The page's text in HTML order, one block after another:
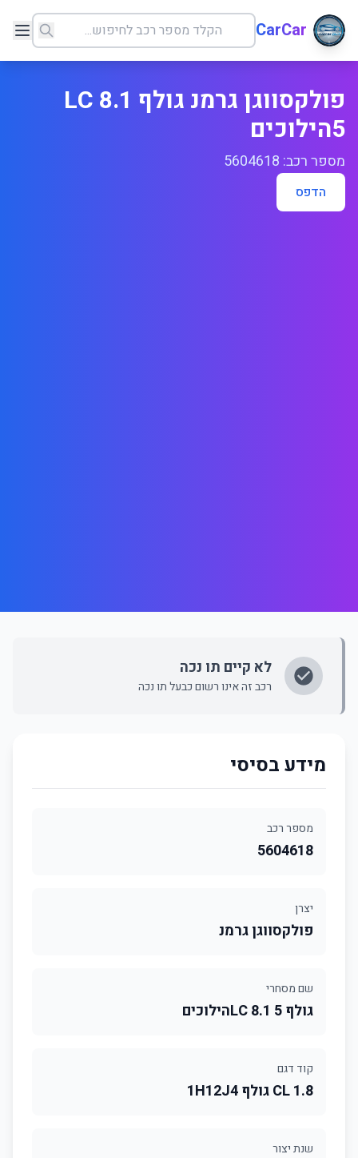
CarCar
פולקסווגן גרמנ גולף LC 8.1
5הילוכים
מספר רכב: 5604618
הדפס
לא קיים תו נכה
רכב זה אינו רשום כבעל תו נכה
מידע בסיסי
מספר רכב
5604618
יצרן
פולקסווגן גרמנ
שם מסחרי
גולף LC 8.1 5הילוכים
קוד דגם
1.8 CL גולף 1H12J4
שנת יצור